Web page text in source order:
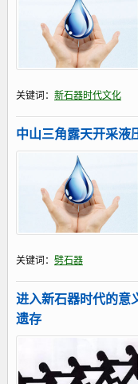
关键词： 新石器时代文化
中山三角露天开采液
关键词： 劈石器
进入新石器时代的意
遗存